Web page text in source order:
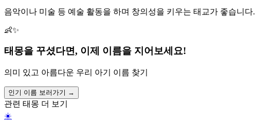
음악이나 미술 등 예술 활동을 하며 창의성을 키우는 태교가 좋습니다.
👶✨
태몽을 꾸셨다면, 이제 이름을 지어보세요!
의미 있고 아름다운 우리 아기 이름 찾기
인기 이름 보러가기 →
관련 태몽 더 보기
☀️